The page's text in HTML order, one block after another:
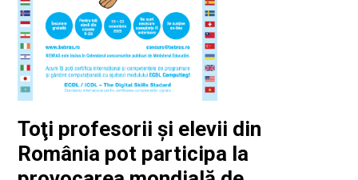
Toţi profesorii și elevii din
România pot participa la